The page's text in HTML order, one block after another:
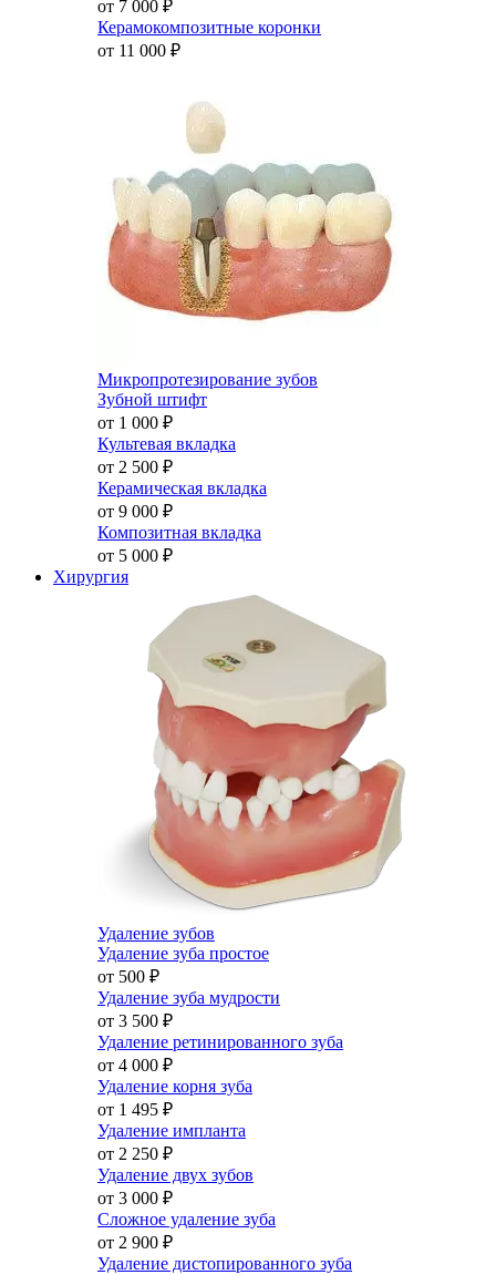
от 7 000 ₽
Керамокомпозитные коронки
от 11 000 ₽
Микропротезирование зубов
Зубной штифт
от 1 000 ₽
Культевая вкладка
от 2 500 ₽
Керамическая вкладка
от 9 000 ₽
Композитная вкладка
от 5 000 ₽
Хирургия
Удаление зубов
Удаление зуба простое
от 500 ₽
Удаление зуба мудрости
от 3 500 ₽
Удаление ретинированного зуба
от 4 000 ₽
Удаление корня зуба
от 1 495 ₽
Удаление импланта
от 2 250 ₽
Удаление двух зубов
от 3 000 ₽
Сложное удаление зуба
от 2 900 ₽
Удаление дистопированного зуба